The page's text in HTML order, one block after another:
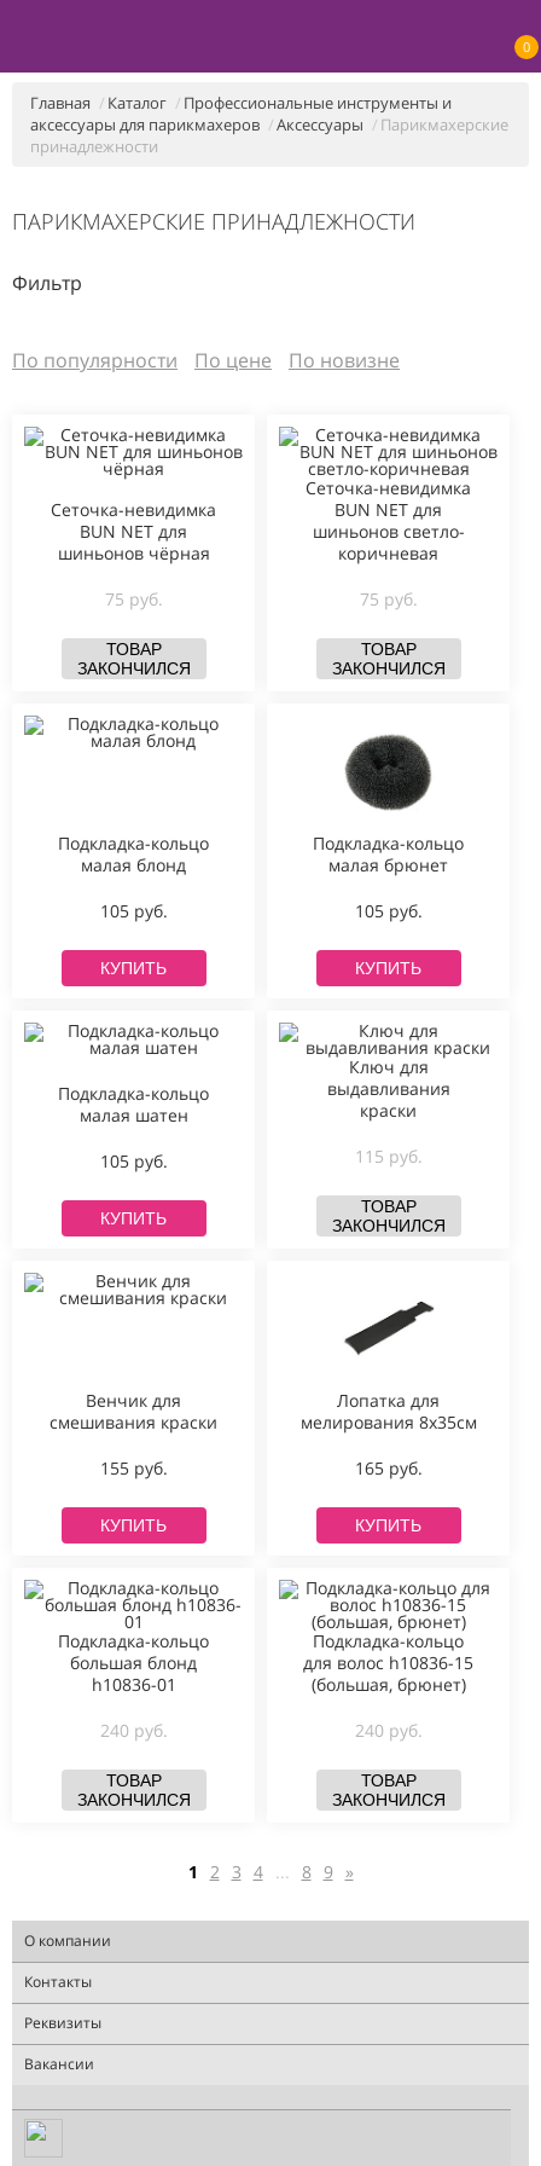
0
Главная Каталог
Профессиональные инструменты и
аксессуары для парикмахеров
Аксессуары
Парикмахерские
принадлежности
ПАРИКМАХЕРСКИЕ ПРИНАДЛЕЖНОСТИ
Фильтр
По популярности По цене По новизне
Сеточка-невидимка
BUN NET для
шиньонов чёрная
75 руб.
ТОВАР
ЗАКОНЧИЛСЯ
Сеточка-невидимка
BUN NET для
шиньонов светло-
коричневая
75 руб.
ТОВАР
ЗАКОНЧИЛСЯ
Подкладка-кольцо
малая блонд
105 руб.
КУПИТЬ
Подкладка-кольцо
малая брюнет
105 руб.
КУПИТЬ
Подкладка-кольцо
малая шатен
105 руб.
КУПИТЬ
Ключ для
выдавливания
краски
115 руб.
ТОВАР
ЗАКОНЧИЛСЯ
Венчик для
смешивания краски
155 руб.
КУПИТЬ
Лопатка для
мелирования 8х35см
165 руб.
КУПИТЬ
Подкладка-кольцо
большая блонд
h10836-01
240 руб.
ТОВАР
ЗАКОНЧИЛСЯ
Подкладка-кольцо
для волос h10836-15
(большая, брюнет)
240 руб.
ТОВАР
ЗАКОНЧИЛСЯ
1 2 3 4 ... 8 9 »
О компании
Контакты
Реквизиты
Вакансии